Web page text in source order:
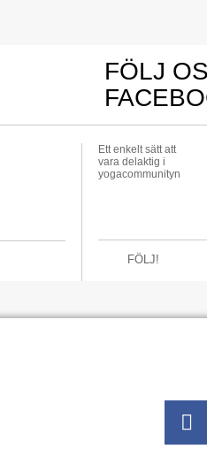
FÖLJ
Ett enkelt sätt att
vara delaktig i
yogacommunityn
FÖLJ!